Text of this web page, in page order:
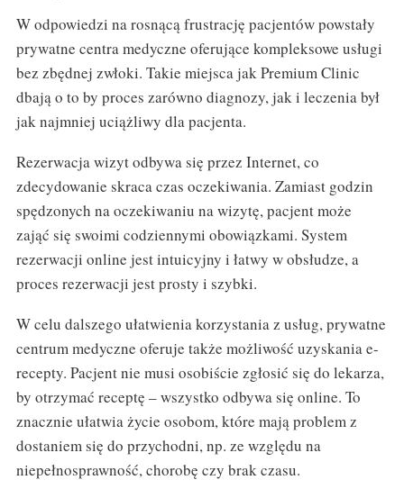
W odpowiedzi na rosnącą frustrację pacjentów powstały
prywatne centra medyczne oferujące kompleksowe usługi
bez zbędnej zwłoki. Takie miejsca jak Premium Clinic
dbają o to by proces zarówno diagnozy, jak i leczenia był
jak najmniej uciążliwy dla pacjenta.
Rezerwacja wizyt odbywa się przez Internet, co
zdecydowanie skraca czas oczekiwania. Zamiast godzin
spędzonych na oczekiwaniu na wizytę, pacjent może
zająć się swoimi codziennymi obowiązkami. System
rezerwacji online jest intuicyjny i łatwy w obsłudze, a
proces rezerwacji jest prosty i szybki.
W celu dalszego ułatwienia korzystania z usług, prywatne
centrum medyczne oferuje także możliwość uzyskania e-
recepty. Pacjent nie musi osobiście zgłosić się do lekarza,
by otrzymać receptę – wszystko odbywa się online. To
znacznie ułatwia życie osobom, które mają problem z
dostaniem się do przychodni, np. ze względu na
niepełnosprawność, chorobę czy brak czasu.